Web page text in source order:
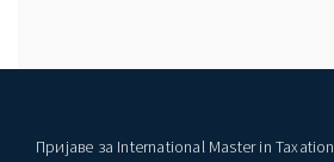
Пријаве за International Master in Taxation